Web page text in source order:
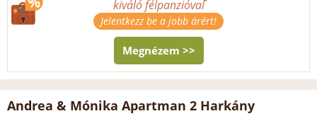
kiváló félpanzióval
Jelentkezz be a jobb árért!
Megnézem >>
Andrea & Mónika Apartman 2 Harkány